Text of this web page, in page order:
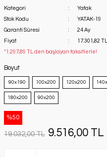
Kategori
Yatak
Stok Kodu
YATAK-19
Garanti Süresi
24 Ay
Fiyat
17.301,82
*1.297,89 TL den başlayan taksitlerle!
Boyut
‎ ‏‎90x190 100x200 120x200
180x200 ‏90x200
%50
19.032,00 TL 9.516,00 TL